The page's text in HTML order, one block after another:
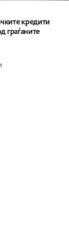
кредити
граѓаните